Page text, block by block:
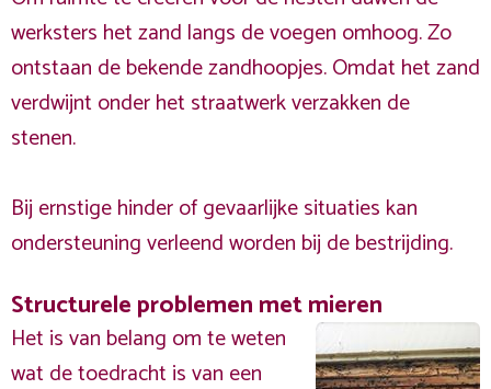
werksters het zand langs de voegen omhoog. Zo
ontstaan de bekende zandhoopjes. Omdat het zand
verdwijnt onder het straatwerk verzakken de
stenen.
Bij ernstige hinder of gevaarlijke situaties kan
ondersteuning verleend worden bij de bestrijding.
Structurele problemen met mieren
Het is van belang om te weten
wat de toedracht is van een